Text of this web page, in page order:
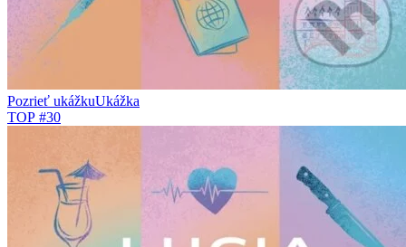
Pozrieť ukážkuUkážka
TOP #30